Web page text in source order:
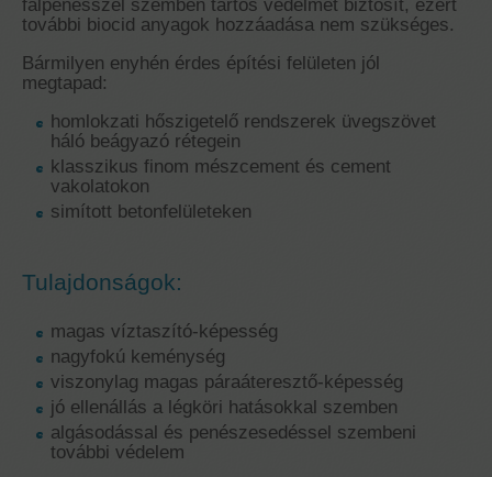
falpenésszel szemben tartós védelmet biztosít, ezért
további biocid anyagok hozzáadása nem szükséges.
Bármilyen enyhén érdes építési felületen jól
megtapad:
homlokzati hőszigetelő rendszerek üvegszövet
háló beágyazó rétegein
klasszikus finom mészcement és cement
vakolatokon
simított betonfelületeken
Tulajdonságok:
magas víztaszító-képesség
nagyfokú keménység
viszonylag magas páraáteresztő-képesség
jó ellenállás a légköri hatásokkal szemben
algásodással és penészesedéssel szembeni
további védelem